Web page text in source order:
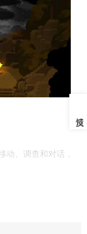
动、调查和对话，